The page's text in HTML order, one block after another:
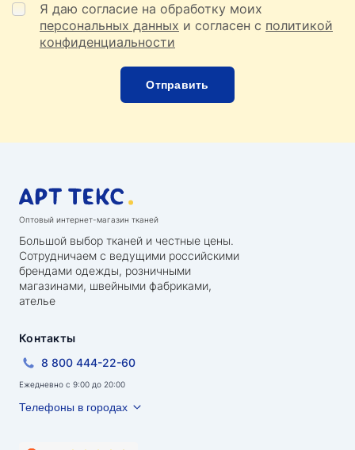
Я даю согласие на обработку моих
персональных данных и согласен с политикой
конфиденциальности
Оптовый интернет-магазин тканей
Большой выбор тканей и честные цены.
Сотрудничаем с ведущими российскими
брендами одежды, розничными
магазинами, швейными фабриками,
ателье
Контакты
8 800 444-22-60
Ежедневно с 9:00 до 20:00
Телефоны в городах